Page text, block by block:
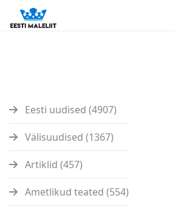
Eesti uudised (4907)
Välisuudised (1367)
Artiklid (457)
Ametlikud teated (554)